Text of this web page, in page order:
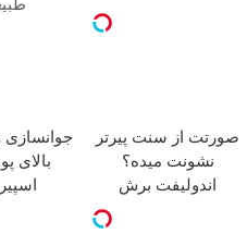
صورتت از سنت پیرتر
نشونت میده؟
اندولیفت برش
جوانسازی
بالای